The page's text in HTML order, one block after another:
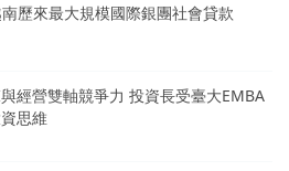
歷來最大規模國際銀團社會貸款
經營雙軸競爭力 投資長受臺大EMBA
思維